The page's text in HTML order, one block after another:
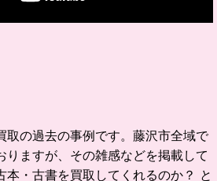
取の過去の事例です。藤沢市全域で
りますが、その雑感などを掲載して
本・古書を買取してくれるのか？ と